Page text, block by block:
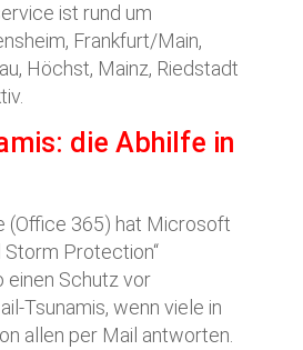
ist rund um
Frankfurt/Main,
Höchst, Mainz, Riedstadt
die Abhilfe in
(Office 365) hat Microsoft
Storm Protection“
einen Schutz vor
Tsunamis, wenn viele in
allen per Mail antworten.